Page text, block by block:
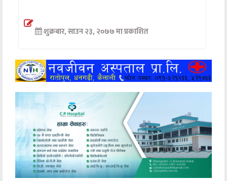
अन्तर्वार्ता
खेलकुद
मनोरञ्जन
अन्य
शुक्रबार, साउन २३, २०७७ मा प्रकाशित